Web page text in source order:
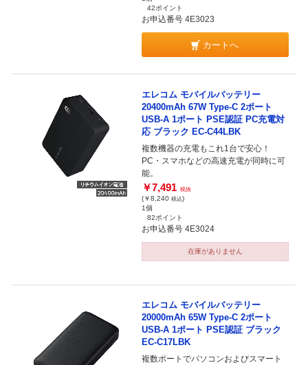
42ポイント
お申込番号 4E3023
カートへ
エレコム モバイルバッテリー
20400mAh 67W Type-C 2ポート
USB-A 1ポート PSE認証 PC充電対
応 ブラック EC-C44LBK
複数機器の充電もこれ1台で安心！
PC・スマホなどの高速充電が同時に可
能。
￥7,491 税抜
(￥8,240 税込)
1個
82ポイント
お申込番号 4E3024
在庫がありません
エレコム モバイルバッテリー
20000mAh 65W Type-C 2ポート
USB-A 1ポート PSE認証 ブラック
EC-C17LBK
複数ポートでパソコンおよびスマート